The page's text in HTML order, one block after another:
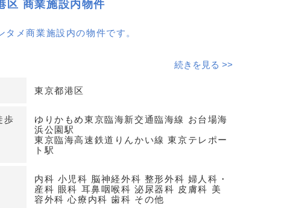
区 商業施設内物件
メ商業施設内の物件です。
続きを見る >>
東京都港区
歩
ゆりかもめ東京臨海新交通臨海線 お台場海
浜公園駅
東京臨海高速鉄道りんかい線 東京テレポー
ト駅
内科 小児科 脳神経外科 整形外科 婦人科・
産科 眼科 耳鼻咽喉科 泌尿器科 皮膚科 美
容外科 心療内科 歯科 その他